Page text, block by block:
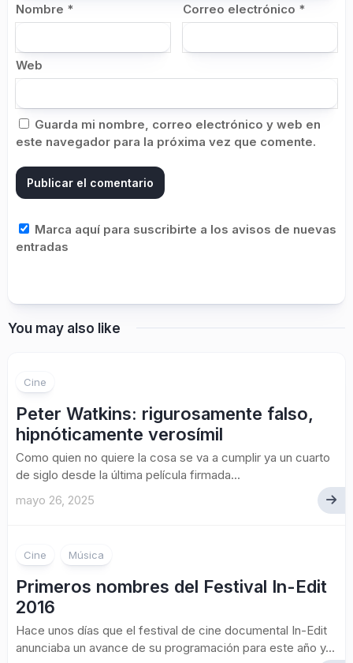
Nombre * Correo electrónico *
Web
Guarda mi nombre, correo electrónico y web en
este navegador para la próxima vez que comente.
Marca aquí para suscribirte a los avisos de nuevas
entradas
You may also like
Cine
Peter Watkins: rigurosamente falso,
hipnóticamente verosímil
Como quien no quiere la cosa se va a cumplir ya un cuarto
de siglo desde la última película firmada...
mayo 26, 2025
Cine Música
Primeros nombres del Festival In-Edit
2016
Hace unos días que el festival de cine documental In-Edit
anunciaba un avance de su programación para este año y...